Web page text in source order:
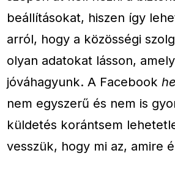
beállításokat, hiszen így
arról, hogy a közösségi
olyan adatokat lásson,
jóváhagyunk. A Facebook
nem egyszerű és nem is
küldetés korántsem
vesszük, hogy mi az, amire